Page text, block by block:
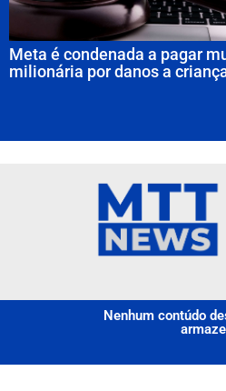
Meta é condenada a pagar
milionária por danos a
Nenhum contúdo